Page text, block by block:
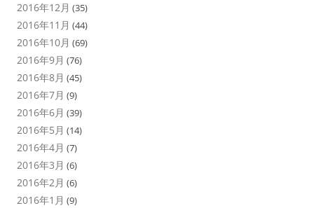
2016年12月 (35)
2016年11月 (44)
2016年10月 (69)
2016年9月 (76)
2016年8月 (45)
2016年7月 (9)
2016年6月 (39)
2016年5月 (14)
2016年4月 (7)
2016年3月 (6)
2016年2月 (6)
2016年1月 (9)